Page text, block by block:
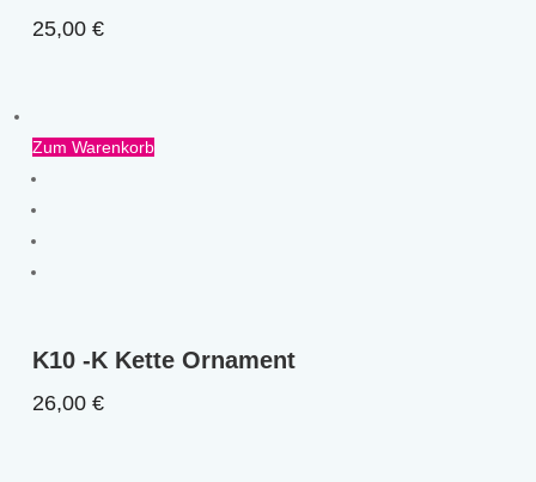
25,00€
Zum Warenkorb
K10 -K Kette Ornament
26,00€